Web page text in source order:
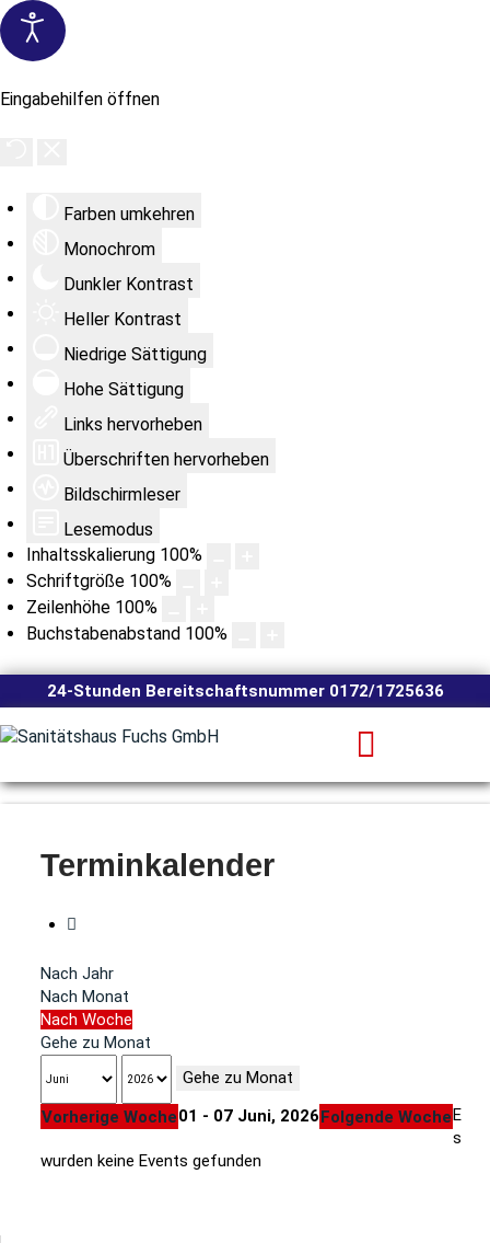
Eingabehilfen öffnen
Farben umkehren
Monochrom
Dunkler Kontrast
Heller Kontrast
Niedrige Sättigung
Hohe Sättigung
Links hervorheben
Überschriften hervorheben
Bildschirmleser
Lesemodus
Inhaltsskalierung 100%
Schriftgröße 100%
Zeilenhöhe 100%
Buchstabenabstand 100%
24-Stunden Bereitschaftsnummer 0172/1725636
Terminkalender
Nach Jahr
Nach Monat
Nach Woche
Gehe zu Monat
Gehe zu Monat
Vorherige Woche01 - 07 Juni, 2026Folgende WocheE
s
wurden keine Events gefunden